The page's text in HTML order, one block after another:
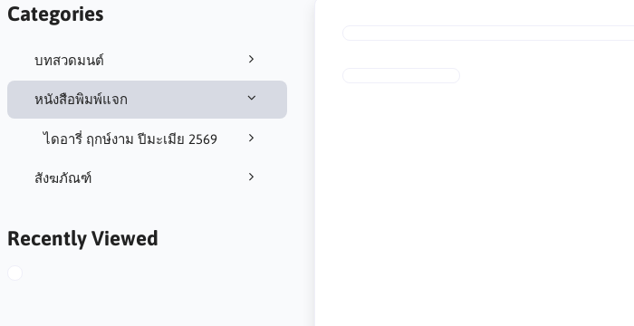
Categories
บทสวดมนต์
หนังสือพิมพ์แจก
ไดอารี่ ฤกษ์งาม ปีมะเมีย 2569
สังฆภัณฑ์
Recently Viewed